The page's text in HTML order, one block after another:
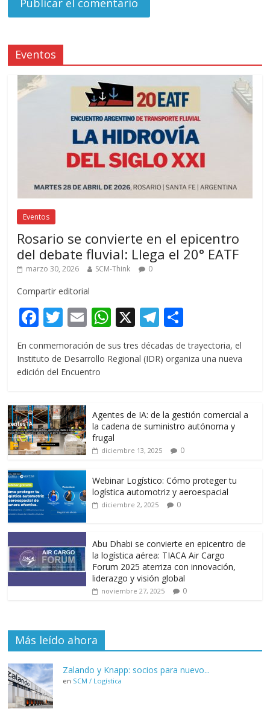
Eventos
Eventos
Rosario se convierte en el epicentro
del debate fluvial: Llega el 20° EATF
marzo 30, 2026 SCM-Think 0
Compartir editorial
F
e
b
o
k
T
itt
er
E
m
ai
l
W
at
p
p
X T
el
e
m
o
m
ti
r
En conmemoración de sus tres décadas de trayectoria, el
Instituto de Desarrollo Regional (IDR) organiza una nueva
edición del Encuentro
Agentes de IA: de la gestión comercial a
la cadena de suministro autónoma y
frugal
diciembre 13, 2025 0
Webinar Logístico: Cómo proteger tu
logística automotriz y aeroespacial
diciembre 2, 2025 0
Abu Dhabi se convierte en epicentro de
la logística aérea: TIACA Air Cargo
Forum 2025 aterriza con innovación,
liderazgo y visión global
noviembre 27, 2025 0
Más leído ahora
Zalando y Knapp: socios para nuevo...
en SCM / Logística